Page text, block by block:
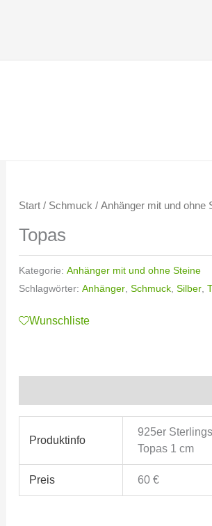
Start/ Schmuck / Anhänger mit und ohne
Topas
Kategorie: Anhänger mit und ohne Steine
Schlagwörter: Anhänger, Schmuck, Silber,
Wunschliste
Produktinfo
925er
Topas 1 cm
Preis 60 €